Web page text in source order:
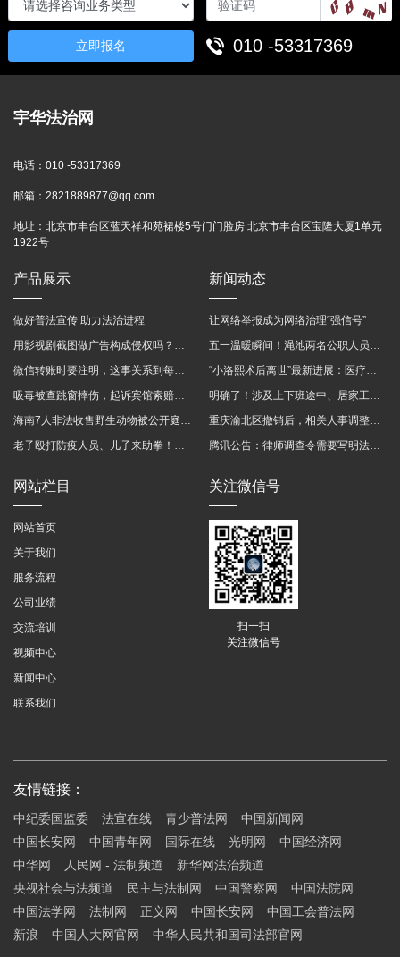
立即报名 010 -53317369
宇华法治网
电话： 010 -53317369
邮箱： 2821889877@qq.com
地址： 北京市丰台区蓝天祥和苑裙楼5号门门脸房 北京市丰台区宝隆大厦1单元
1922号
产品展示
做好普法宣传 助力法治进程
用影视剧截图做广告构成侵权吗？法院这样判
微信转账时要注明，这事关系到每个人……
吸毒被查跳窗摔伤，起诉宾馆索赔，法院这样判！
海南7人非法收售野生动物被公开庭审 涉案金额2100多万
老子殴打防疫人员、儿子来助拳！均被判刑
新闻动态
让网络举报成为网络治理“强信号”
五一温暖瞬间！渑池两名公职人员，路遇车祸挺身而出
“小洛熙术后离世”最新进展：医疗事故鉴定已启动
明确了！涉及上下班途中、居家工作等，这些情形可认定工伤→
重庆渝北区撤销后，相关人事调整再披露
腾讯公告：律师调查令需要写明法官手机号，2025年12月31日后施行
网站栏目
网站首页
关于我们
服务流程
公司业绩
交流培训
视频中心
新闻中心
联系我们
关注微信号
扫一扫
关注微信号
友情链接：
中纪委国监委 法宣在线 青少普法网
中国新闻网
中国长安网
中国青年网 国际在线 光明网
中国经济网
中华网
人民网 - 法制频道
新华网法治频道
央视社会与法频道
民主与法制网 中国警察网
中国法院网
中国法学网
法制网 正义网 中国长安网
中国工会普法网
新浪
中国人大网官网 中华人民共和国司法部官网